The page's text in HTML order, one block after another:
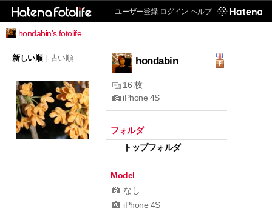
ユーザー登録 ログイン ヘルプ
hondabin's fotolife
新しい順 古い順 hondabin
16 枚
iPhone 4S
フォルダ
トップフォルダ
Model
なし
iPhone 4S